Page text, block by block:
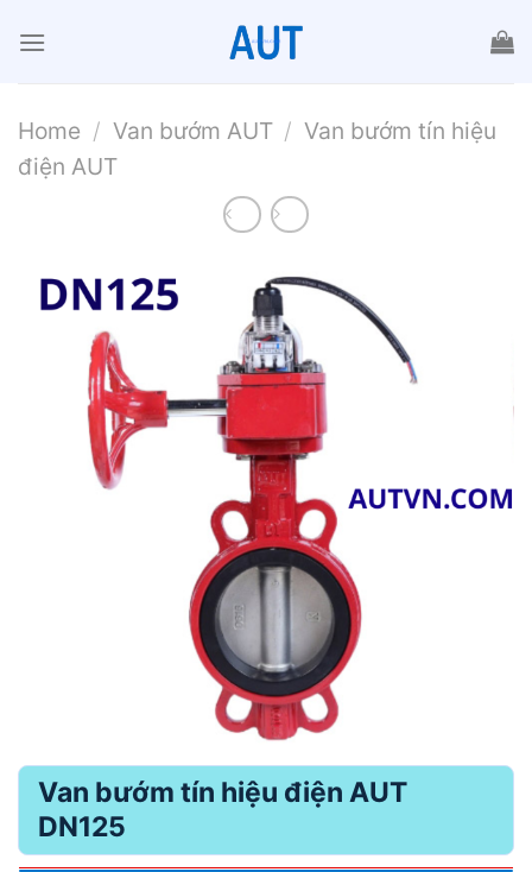
đến
Home / Van bướm AUT / Van bướm tín hiệu
điện AUT
Van bướm tín hiệu điện AUT
DN125